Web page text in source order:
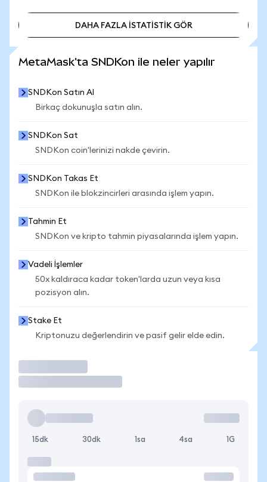
DAHA FAZLA İSTATİSTİK GÖR
MetaMask'ta SNDKon ile neler yapılır
SNDKon Satın Al
Birkaç dokunuşla satın alın.
SNDKon Sat
SNDKon coin'lerinizi nakde çevirin.
SNDKon Takas Et
SNDKon ile blokzincirleri arasında işlem yapın.
Tahmin Et
SNDKon ve kripto tahmin piyasalarında işlem yapın.
Vadeli İşlemler
50x kaldıraca kadar token'larda uzun veya kısa
pozisyon alın.
Stake Et
Kriptonuzu değerlendirin ve pasif gelir elde edin.
15dk 30dk 1sa 4sa 1G